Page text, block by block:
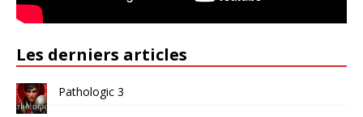
Les derniers articles
Pathologic 3